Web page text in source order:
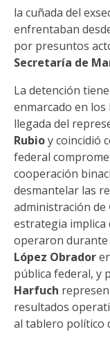
la cuñada del
enfrentaban
por presuntos
Secretaría de
La detención
enmarcado en los
llegada del
Rubioy coincidió
federal
cooperación
desmantelar las
administración de
estrategia
operaron durante
López Obrador
pública federal, y
Harfuch
resultados
al tablero político